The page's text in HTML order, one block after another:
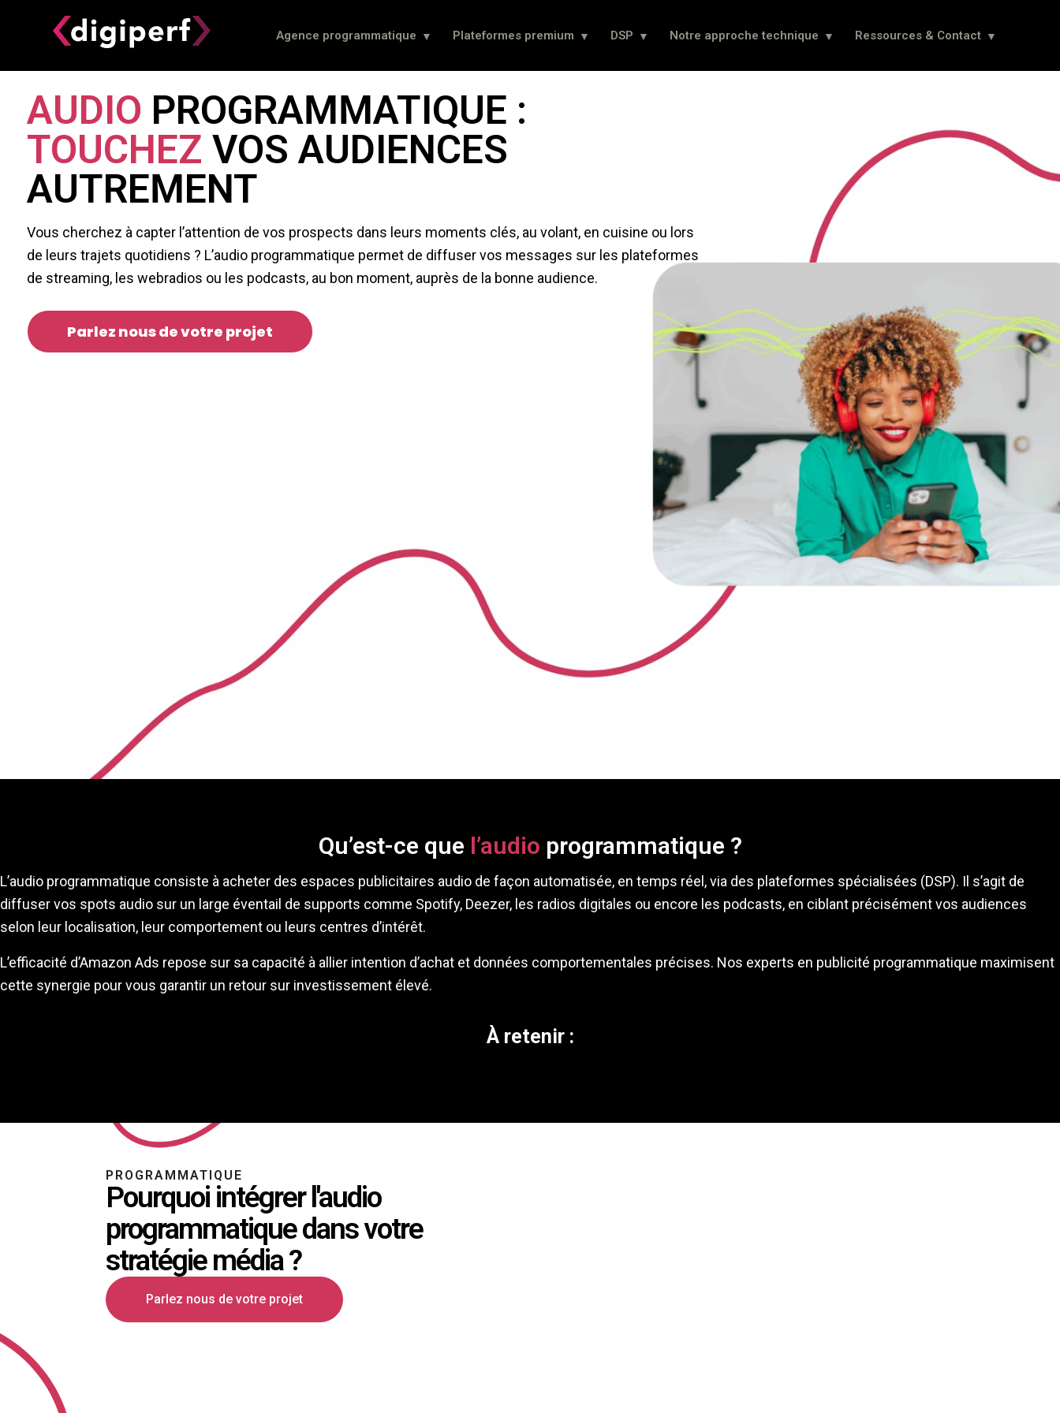
Agence programmatique Plateformes premium DSP Notre approche technique Ressources & Contact
AUDIO PROGRAMMATIQUE :
TOUCHEZVOS AUDIENCES
AUTREMENT
Vous cherchez à capter l’attention de vos prospects dans leurs moments clés, au volant, en cuisine ou lors
de leurs trajets quotidiens ? L’audio programmatique permet de diffuser vos messages sur les plateformes
de streaming, les webradios ou les podcasts, au bon moment, auprès de la bonne audience.
Parlez nous de votre projet
Qu’est-ce que l’audio programmatique ?
L’audio programmatique consiste à acheter des espaces publicitaires audio de façon automatisée, en temps réel, via des plateformes spécialisées (DSP). Il s’agit de
diffuser vos spots audio sur un large éventail de supports comme Spotify, Deezer, les radios digitales ou encore les podcasts, en ciblant précisément vos audiences
selon leur localisation, leur comportement ou leurs centres d’intérêt.
L’efficacité d’Amazon Ads repose sur sa capacité à allier intention d’achat et données comportementales précises. Nos experts en publicité programmatique maximisent
cette synergie pour vous garantir un retour sur investissement élevé.
À retenir :
PROGRAMMATIQUE
Pourquoi intégrer l'audio
programmatique dans votre
stratégie média ?
Parlez nous de votre projet